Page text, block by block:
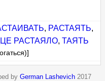
, РАСТАЯТЬ,
РАСТАЯЛО,ТАЯТЬ
by German Lashevich 2017